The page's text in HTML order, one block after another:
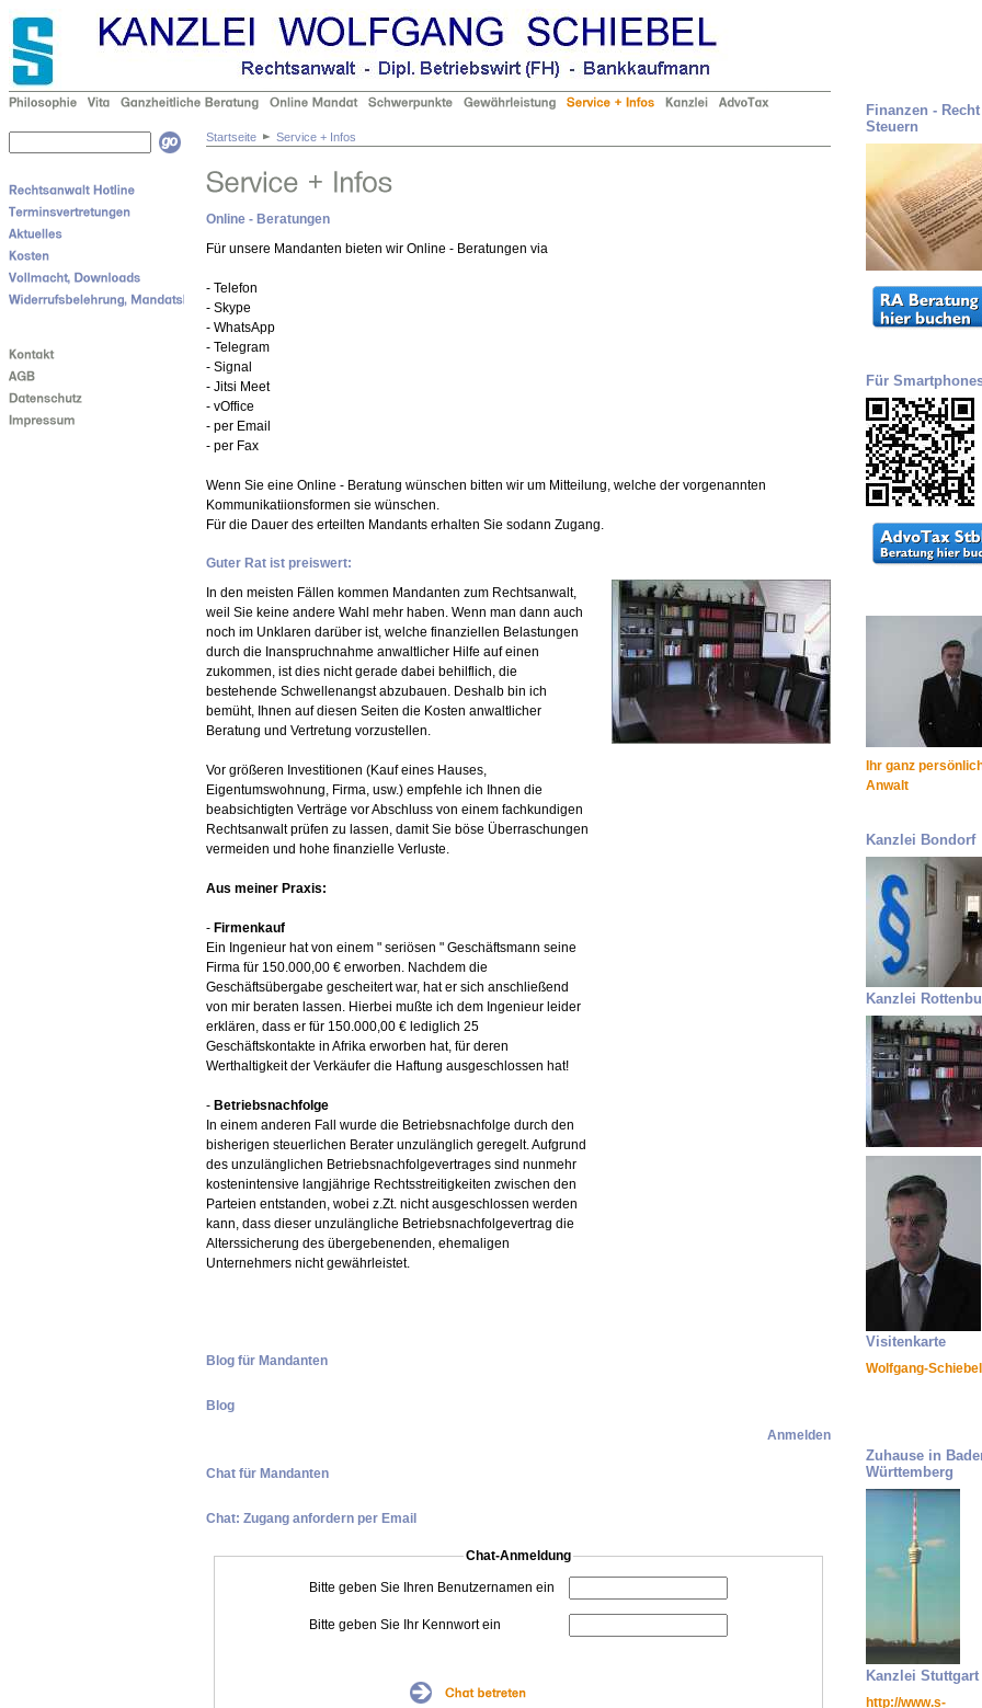
Startseite Service + Infos
Online - Beratungen
Für unsere Mandanten bieten wir Online - Beratungen via
- Telefon
- Skype
- WhatsApp
- Telegram
- Signal
- Jitsi Meet
- vOffice
- per Email
- per Fax
Wenn Sie eine Online - Beratung wünschen bitten wir um Mitteilung, welche der vorgenannten
Kommunikatiionsformen sie wünschen.
Für die Dauer des erteilten Mandants erhalten Sie sodann Zugang.
Guter Rat ist preiswert:
In den meisten Fällen kommen Mandanten zum Rechtsanwalt,
weil Sie keine andere Wahl mehr haben. Wenn man dann auch
noch im Unklaren darüber ist, welche finanziellen Belastungen
durch die Inanspruchnahme anwaltlicher Hilfe auf einen
zukommen, ist dies nicht gerade dabei behilflich, die
bestehende Schwellenangst abzubauen. Deshalb bin ich
bemüht, Ihnen auf diesen Seiten die Kosten anwaltlicher
Beratung und Vertretung vorzustellen.
Vor größeren Investitionen (Kauf eines Hauses,
Eigentumswohnung, Firma, usw.) empfehle ich Ihnen die
beabsichtigten Verträge vor Abschluss von einem fachkundigen
Rechtsanwalt prüfen zu lassen, damit Sie böse Überraschungen
vermeiden und hohe finanzielle Verluste.
Aus meiner Praxis:
- Firmenkauf
Ein Ingenieur hat von einem " seriösen " Geschäftsmann seine
Firma für 150.000,00 € erworben. Nachdem die
Geschäftsübergabe gescheitert war, hat er sich anschließend
von mir beraten lassen. Hierbei mußte ich dem Ingenieur leider
erklären, dass er für 150.000,00 € lediglich 25
Geschäftskontakte in Afrika erworben hat, für deren
Werthaltigkeit der Verkäufer die Haftung ausgeschlossen hat!
- Betriebsnachfolge
In einem anderen Fall wurde die Betriebsnachfolge durch den
bisherigen steuerlichen Berater unzulänglich geregelt. Aufgrund
des unzulänglichen Betriebsnachfolgevertrages sind nunmehr
kostenintensive langjährige Rechtsstreitigkeiten zwischen den
Parteien entstanden, wobei z.Zt. nicht ausgeschlossen werden
kann, dass dieser unzulängliche Betriebsnachfolgevertrag die
Alterssicherung des übergebenenden, ehemaligen
Unternehmers nicht gewährleistet.
Blog für Mandanten
Blog
Anmelden
Chat für Mandanten
Chat: Zugang anfordern per Email
Finanzen - Recht
Steuern
Für
Ihr ganz
Anwalt
Kanzlei Bondorf
Kanzlei
Visitenkarte
Wolfgang-
Zuhause in
Württemberg
Kanzlei Stuttgart
http://www.s-